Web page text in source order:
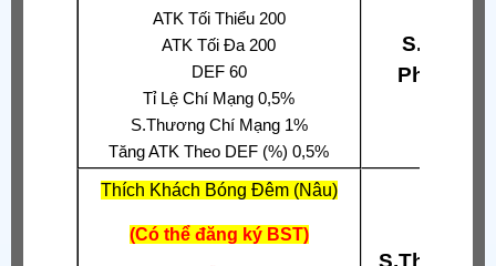
ATK Tối Thiểu 200
ATK Tối Đa 200
DEF 60
Tỉ Lệ Chí Mạng 0,5%
S.Thương Chí Mạng 1%
Tăng ATK Theo DEF (%) 0,5%
Phòng
Thích Khách Bóng Đêm (Nâu)
(Có thể đăng ký BST)
S.Thương